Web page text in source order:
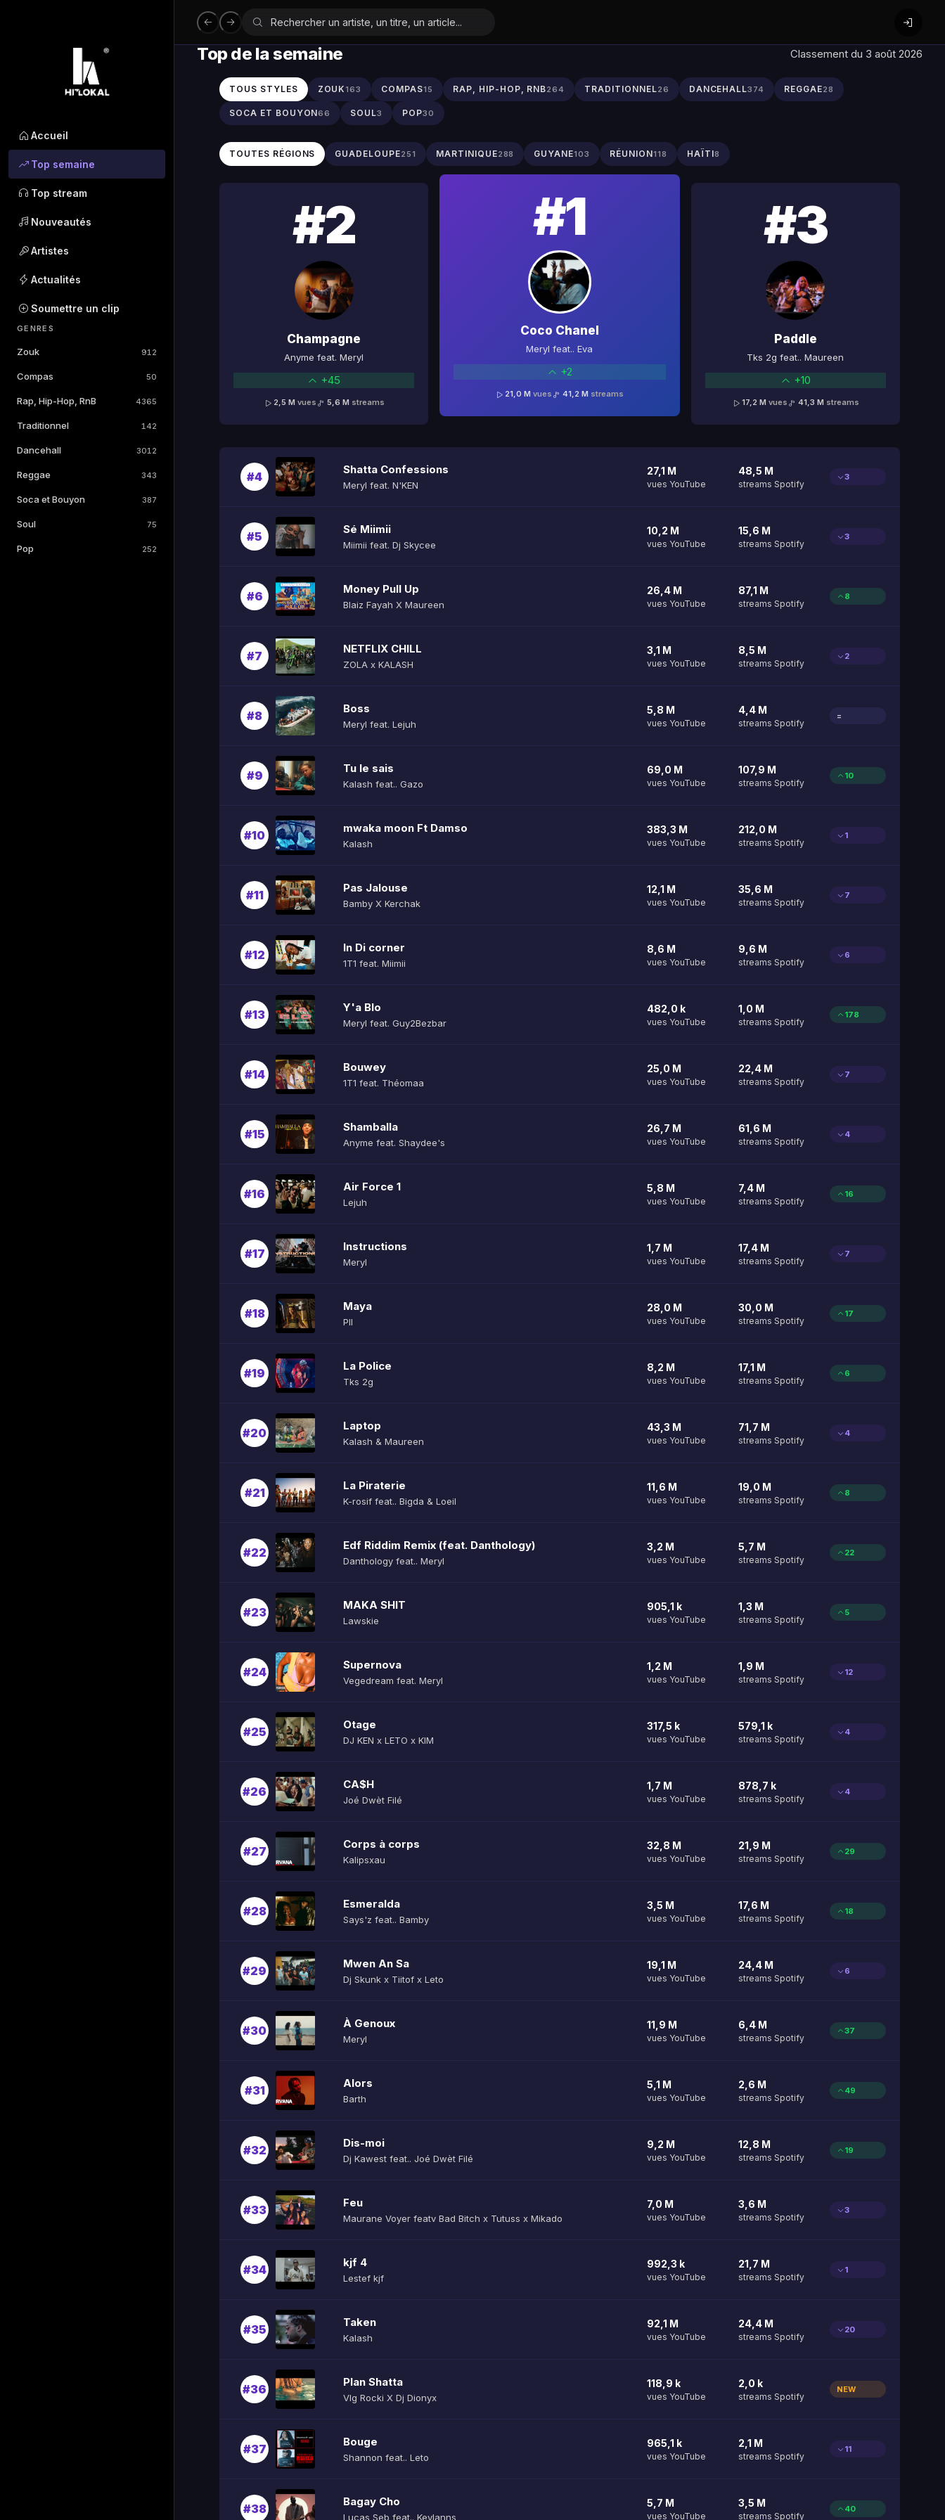
Accueil
Top semaine
Top stream
Nouveautés
Artistes
Actualités
Soumettre un clip
GENRES
Zouk 912
Compas 50
Rap, Hip-Hop, RnB 4365
Traditionnel 142
Dancehall 3012
Reggae 343
Soca et Bouyon 387
Soul 75
Pop 252
Top de la semaine Classement du 3 août 2026
TOUS STYLES ZOUK163 COMPAS15 RAP, HIP-HOP, RNB264 TRADITIONNEL26 DANCEHALL374 REGGAE28
SOCA ET BOUYON66 SOUL3 POP30
TOUTES RÉGIONS GUADELOUPE251 MARTINIQUE288 GUYANE103 RÉUNION118 HAÏTI8
#2
Champagne
Anyme feat. Meryl
+45
2,5 M vues 5,6 M streams
#1
Coco Chanel
Meryl feat.. Eva
+2
21,0 Mvues 41,2 M streams
#3
Paddle
Tks 2g feat.. Maureen
+10
17,2 M vues 41,3 M streams
#4
Shatta Confessions
Meryl feat. N'KEN
27,1 M
vues YouTube
48,5 M
streams Spotify
3
#5
Sé Miimii
Miimii feat. Dj Skycee
10,2 M
vues YouTube
15,6 M
streams Spotify
3
#6
Money Pull Up
Blaiz Fayah X Maureen
26,4 M
vues YouTube
87,1 M
streams Spotify
8
#7
NETFLIX CHILL
ZOLA x KALASH
3,1 M
vues YouTube
8,5 M
streams Spotify
2
#8
Boss
Meryl feat. Lejuh
5,8 M
vues YouTube
4,4 M
streams Spotify
=
#9
Tu le sais
Kalash feat.. Gazo
69,0 M
vues YouTube
107,9 M
streams Spotify
10
#10
mwaka moon Ft Damso
Kalash
383,3 M
vues YouTube
212,0 M
streams Spotify
1
#11
Pas Jalouse
Bamby X Kerchak
12,1 M
vues YouTube
35,6 M
streams Spotify
7
#12
In Di corner
1T1 feat. Miimii
8,6 M
vues YouTube
9,6 M
streams Spotify
6
#13
Y'a Blo
Meryl feat. Guy2Bezbar
482,0 k
vues YouTube
1,0 M
streams Spotify
178
#14
Bouwey
1T1 feat. Théomaa
25,0 M
vues YouTube
22,4 M
streams Spotify
7
#15
Shamballa
Anyme feat. Shaydee's
26,7 M
vues YouTube
61,6 M
streams Spotify
4
#16
Air Force 1
Lejuh
5,8 M
vues YouTube
7,4 M
streams Spotify
16
#17
Instructions
Meryl
1,7 M
vues YouTube
17,4 M
streams Spotify
7
#18
Maya
Pll
28,0 M
vues YouTube
30,0 M
streams Spotify
17
#19
La Police
Tks 2g
8,2 M
vues YouTube
17,1 M
streams Spotify
6
#20
Laptop
Kalash & Maureen
43,3 M
vues YouTube
71,7 M
streams Spotify
4
#21
La Piraterie
K-rosif feat.. Bigda & Loeil
11,6 M
vues YouTube
19,0 M
streams Spotify
8
#22
Edf Riddim Remix (feat. Danthology)
Danthology feat.. Meryl
3,2 M
vues YouTube
5,7 M
streams Spotify
22
#23
MAKA SHIT
Lawskie
905,1 k
vues YouTube
1,3 M
streams Spotify
5
#24
Supernova
Vegedream feat. Meryl
1,2 M
vues YouTube
1,9 M
streams Spotify
12
#25
Otage
DJ KEN x LETO x KIM
317,5 k
vues YouTube
579,1 k
streams Spotify
4
#26
CA$H
Joé Dwèt Filé
1,7 M
vues YouTube
878,7 k
streams Spotify
4
#27
Corps à corps
Kalipsxau
32,8 M
vues YouTube
21,9 M
streams Spotify
29
#28
Esmeralda
Says'z feat.. Bamby
3,5 M
vues YouTube
17,6 M
streams Spotify
18
#29
Mwen An Sa
Dj Skunk x Tiitof x Leto
19,1 M
vues YouTube
24,4 M
streams Spotify
6
#30
À Genoux
Meryl
11,9 M
vues YouTube
6,4 M
streams Spotify
37
#31
Alors
Barth
5,1 M
vues YouTube
2,6 M
streams Spotify
49
#32
Dis-moi
Dj Kawest feat.. Joé Dwèt Filé
9,2 M
vues YouTube
12,8 M
streams Spotify
19
#33
Feu
Maurane Voyer featv Bad Bitch x Tutuss x Mikado
7,0 M
vues YouTube
3,6 M
streams Spotify
3
#34
kjf 4
Lestef kjf
992,3 k
vues YouTube
21,7 M
streams Spotify
1
#35
Taken
Kalash
92,1 M
vues YouTube
24,4 M
streams Spotify
20
#36
Plan Shatta
Vlg Rocki X Dj Dionyx
118,9 k
vues YouTube
2,0 k
streams Spotify
NEW
#37
Bouge
Shannon feat.. Leto
965,1 k
vues YouTube
2,1 M
streams Spotify
11
#38
Bagay Cho
Lucas Seb feat.. Keylanns
5,7 M
vues YouTube
3,5 M
streams Spotify
40